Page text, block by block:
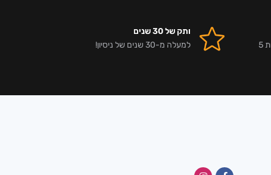
אלפי לקוחות מרוצים וביקורות 5
ותק של 30 שנים
למעלה מ-30 שנים של ניסיון!